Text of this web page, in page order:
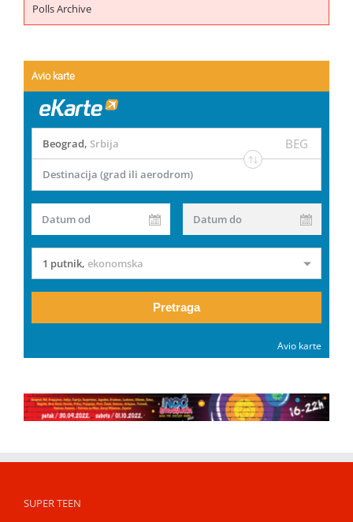
Polls Archive
Avio karte
Beograd, Srbija BEG
Destinacija (grad ili aerodrom)
Datum od Datum do
1 putnik, ekonomska
Pretraga
Avio karte
SUPER TEEN